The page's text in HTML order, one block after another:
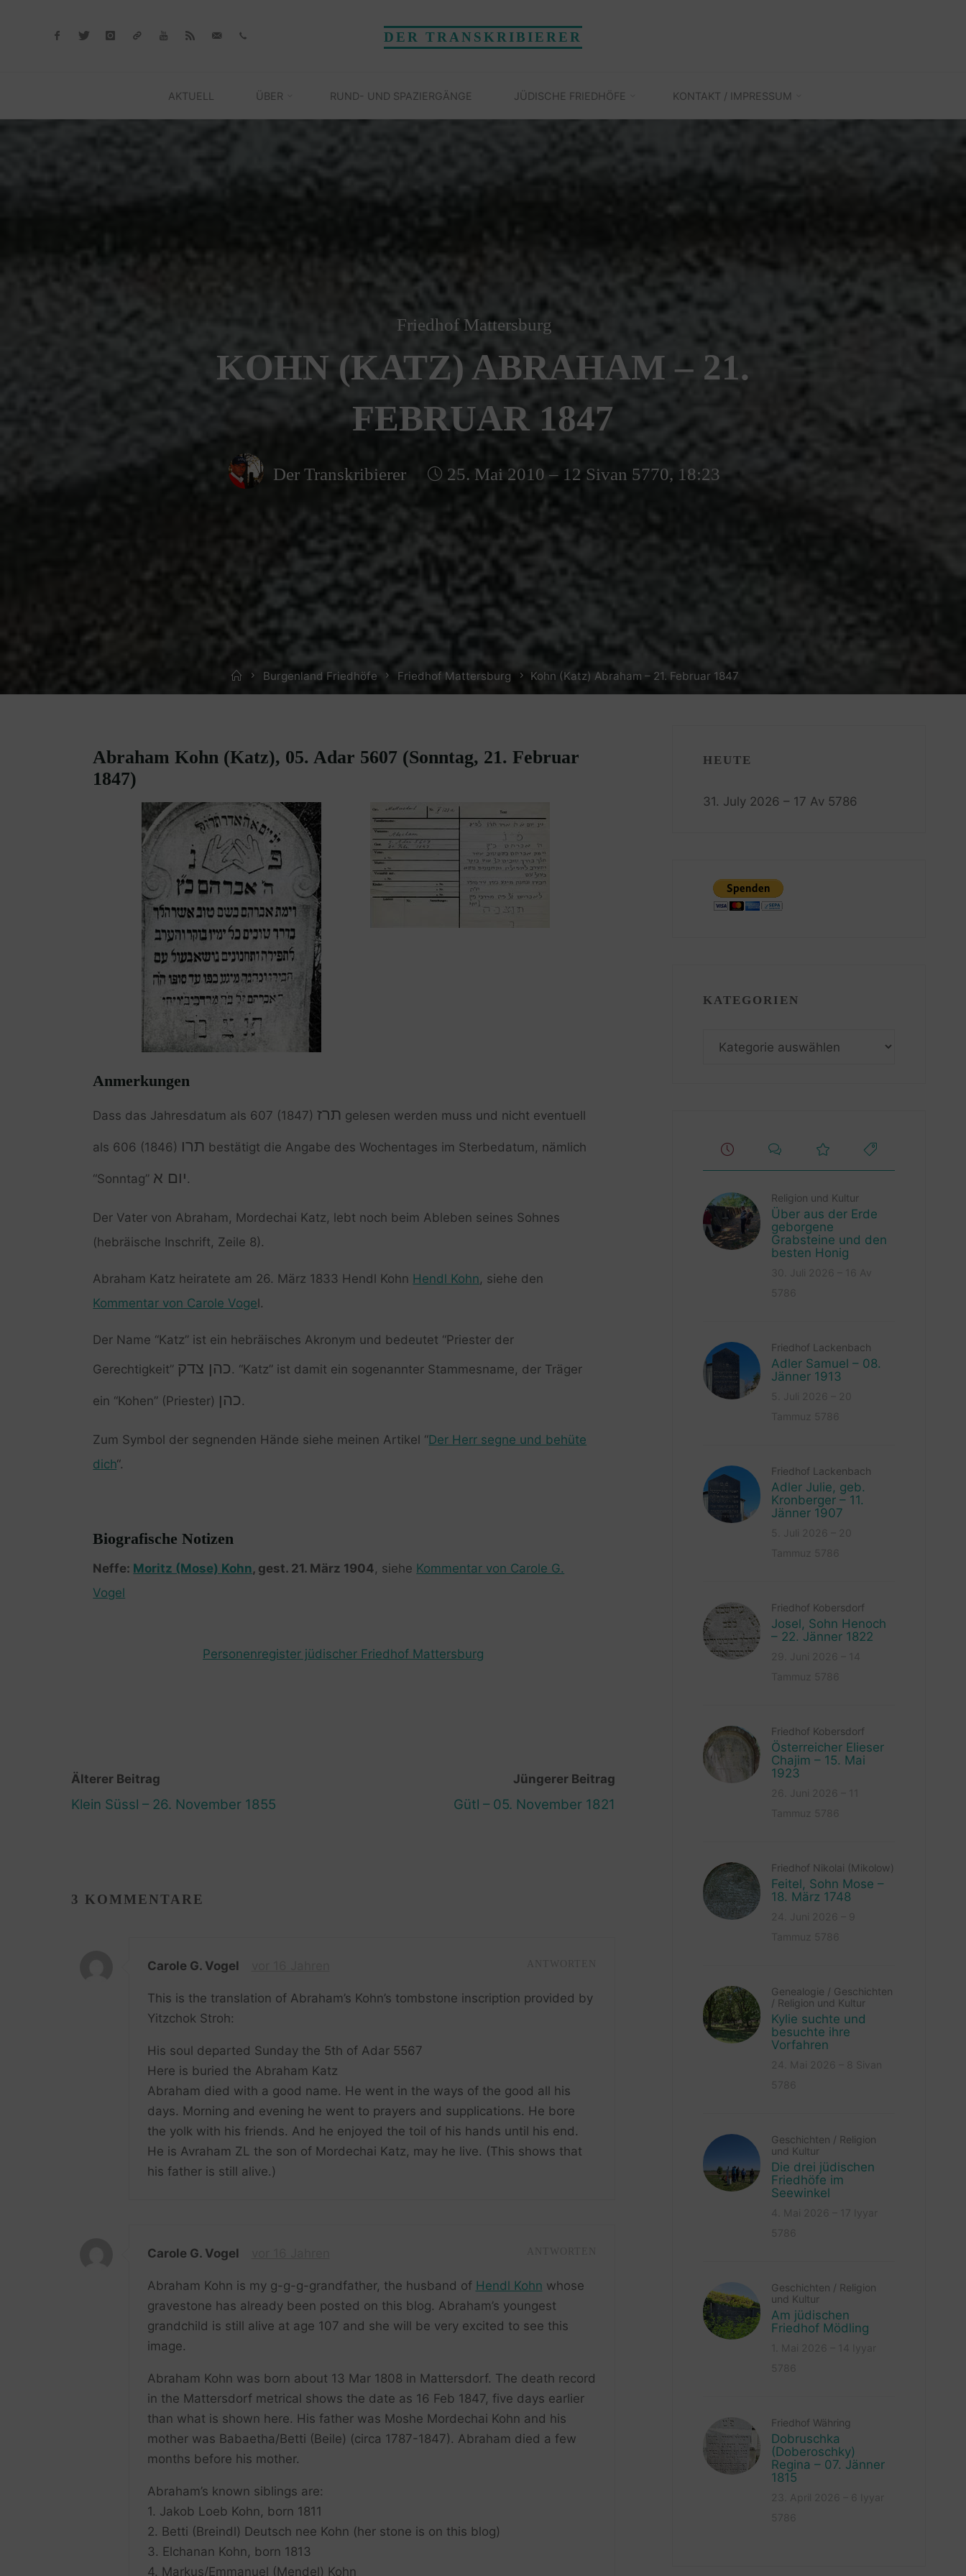
DER TRANSKRIBIERER
AKTUELL ÜBER RUND- UND SPAZIERGÄNGE JÜDISCHE FRIEDHÖFE KONTAKT / IMPRESSUM
Friedhof Mattersburg
KOHN (KATZ) ABRAHAM – 21.
FEBRUAR 1847
Der Transkribierer 25. Mai 2010 – 12 Sivan 5770, 18:23
HomeBurgenland Friedhöfe Friedhof Mattersburg Kohn (Katz) Abraham – 21. Februar 1847
Abraham Kohn (Katz), 05. Adar 5607 (Sonntag, 21. Februar
1847)
Anmerkungen
Dass das Jahresdatum als 607 (1847) תרז gelesen werden muss und nicht eventuell
als 606 (1846) תרו bestätigt die Angabe des Wochentages im Sterbedatum, nämlich
“Sonntag” יום א .
Der Vater von Abraham, Mordechai Katz, lebt noch beim Ableben seines Sohnes
(hebräische Inschrift, Zeile 8).
Abraham Katz heiratete am 26. März 1833 Hendl Kohn Hendl Kohn, siehe den
Kommentar von Carole Vogel.
Der Name “Katz” ist ein hebräisches Akronym und bedeutet “Priester der
Gerechtigkeit” כהן צדק . “Katz” ist damit ein sogenannter Stammesname, der Träger
ein “Kohen” (Priester) כהן .
Zum Symbol der segnenden Hände siehe meinen Artikel “Der Herr segne und behüte
dich“.
Biografische Notizen
Neffe: Moritz (Mose) Kohn, gest. 21. März 1904, siehe Kommentar von Carole G.
Vogel
Personenregister jüdischer Friedhof Mattersburg
Älterer Beitrag
Klein Süssl – 26. November 1855
Jüngerer Beitrag
Gütl – 05. November 1821
3 KOMMENTARE
Carole G. Vogel
This is the translation of Abraham’s Kohn’s tombstone inscription provided by
Yitzchok Stroh:
His soul departed Sunday the 5th of Adar 5567
Here is buried the Abraham Katz
Abraham died with a good name. He went in the ways of the good all his
days. Morning and evening he went to prayers and supplications. He bore
the yolk with his friends. And he enjoyed the toil of his hands until his end.
He is Avraham ZL the son of Mordechai Katz, may he live. (This shows that
his father is still alive.)
Carole G. Vogel
Abraham Kohn is my g-g-g-grandfather, the husband of Hendl Kohn whose
gravestone has already been posted on this blog. Abraham’s youngest
grandchild is still alive at age 107 and she will be very excited to see this
image.
Abraham Kohn was born about 13 Mar 1808 in Mattersdorf. The death record
in the Mattersdorf metrical shows the date as 16 Feb 1847, five days earlier
than what is shown here. His father was Moshe Mordechai Kohn and his
mother was Babaetha/Betti (Beile) (circa 1787-1847). Abraham died a few
months before his mother.
Abraham’s known siblings are:
1. Jakob Loeb Kohn, born 1811
2. Betti (Breindl) Deutsch nee Kohn (her stone is on this blog)
3. Elchanan Kohn, born 1813
4. Markus/Emmanuel (Mendel) Kohn
HEUTE
31. July 2026 – 17 Av 5786
KATEGORIEN
Religion und Kultur
Über aus der Erde
geborgene
Grabsteine und den
besten Honig
Friedhof Lackenbach
Adler Samuel – 08.
Jänner 1913
Friedhof Lackenbach
Adler Julie, geb.
Kronberger – 11.
Jänner 1907
Friedhof Kobersdorf
Josel, Sohn Henoch
– 22. Jänner 1822
Friedhof Kobersdorf
Österreicher Elieser
Chajim – 15. Mai
1923
Friedhof Nikolai (Mikolow)
Feitel, Sohn Mose –
18. März 1748
Genealogie / Geschichten
/ Religion und Kultur
Kylie suchte und
besuchte ihre
Vorfahren
Geschichten / Religion
und Kultur
Die drei jüdischen
Friedhöfe im
Seewinkel
Geschichten / Religion
und Kultur
Am jüdischen
Friedhof Mödling
Friedhof Währing
Dobruschka
(Doberoschky)
Regina – 07. Jänner
1815